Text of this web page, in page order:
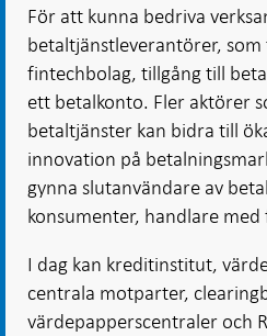
För att kunna bedriva
betaltjänstleverantörer, som
fintechbolag, tillgång till
ett betalkonto. Fler aktörer
betaltjänster kan bidra till
innovation på
gynna slutanvändare av
konsumenter, handlare med
I dag kan kreditinstitut,
centrala motparter,
värdepapperscentraler och